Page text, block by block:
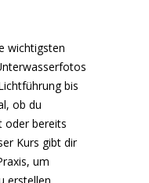
wichtigsten
bis
ob du
oder bereits
Kurs gibt dir
um